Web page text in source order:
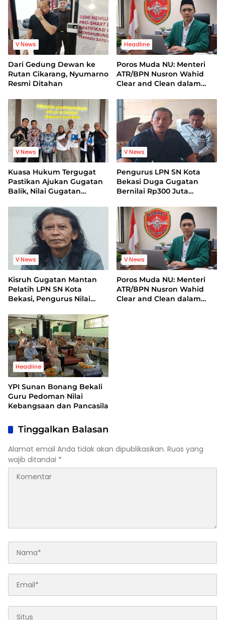
V News
Dari Gedung Dewan ke
Rutan Cikarang, Nyumarno
Resmi Ditahan
Headline
Poros Muda NU: Menteri
ATR/BPN Nusron Wahid
Clear and Clean dalam
Kuansing
V News
Kuasa Hukum Tergugat
Pastikan Ajukan Gugatan
Balik, Nilai Gugatan
Legal Standing
V News
Pengurus LPN SN Kota
Bekasi Duga Gugatan
Bernilai Rp300 Juta
Terhadap Lembaga
V News
Kisruh Gugatan Mantan
Pelatih LPN SN Kota
Bekasi, Pengurus Nilai
Berdasar
V News
Poros Muda NU: Menteri
ATR/BPN Nusron Wahid
Clear and Clean dalam
Headline
YPI Sunan Bonang Bekali
Guru Pedoman Nilai
Kebangsaan dan Pancasila
Tinggalkan Balasan
Alamat email Anda tidak akan dipublikasikan. Ruas yang
wajib ditandai *